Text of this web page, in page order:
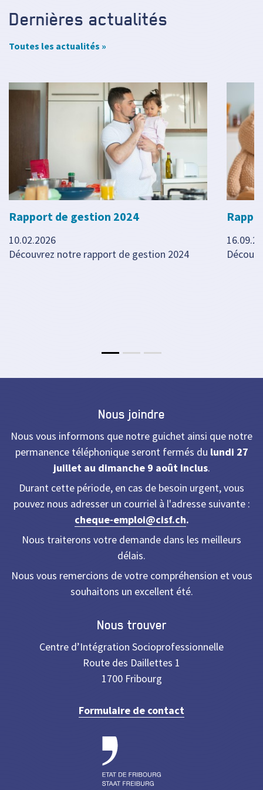
Dernières actualités
Toutes les actualités »
Rapport de gestion 2024
10.02.2026
Découvrez notre rapport de gestion 2024
Nous joindre
Nous vous informons que notre guichet ainsi que notre
permanence téléphonique seront fermés du lundi 27
juillet au dimanche 9 août inclus.
Durant cette période, en cas de besoin urgent, vous
pouvez nous adresser un courriel à l'adresse suivante :
cheque-emploi@cisf.ch.
Nous traiterons votre demande dans les meilleurs
délais.
Nous vous remercions de votre compréhension et vous
souhaitons un excellent été.
Nous trouver
Centre d’Intégration Socioprofessionnelle
Route des Daillettes 1
1700 Fribourg
Formulaire de contact